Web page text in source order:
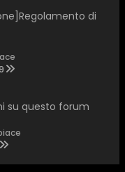
di
su questo forum